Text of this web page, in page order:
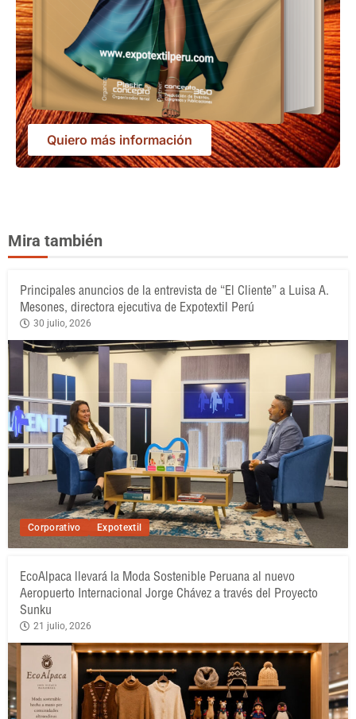
Quiero más información
Mira también
Corporativo Expotextil
Principales anuncios de la entrevista de “El Cliente” a Luisa A.
Mesones, directora ejecutiva de Expotextil Perú
30 julio, 2026
EcoAlpaca llevará la Moda Sostenible Peruana al nuevo
Aeropuerto Internacional Jorge Chávez a través del Proyecto
Sunku
21 julio, 2026